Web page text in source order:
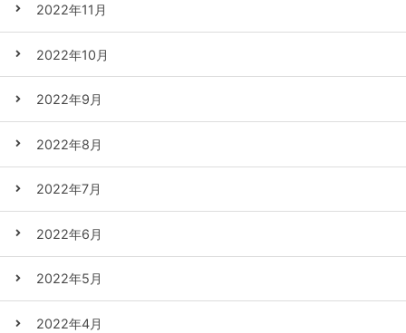
2022年11月
2022年10月
2022年9月
2022年8月
2022年7月
2022年6月
2022年5月
2022年4月